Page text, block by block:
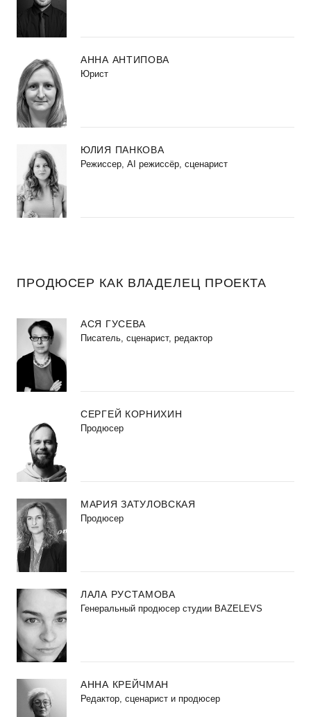
АННА АНТИПОВА
Юрист
ЮЛИЯ ПАНКОВА
Режиссер, AI режиссёр, сценарист
ПРОДЮСЕР КАК ВЛАДЕЛЕЦ ПРОЕКТА
АСЯ ГУСЕВА
Писатель, сценарист, редактор
СЕРГЕЙ КОРНИХИН
Продюсер
МАРИЯ ЗАТУЛОВСКАЯ
Продюсер
ЛАЛА РУСТАМОВА
Генеральный продюсер студии BAZELEVS
АННА КРЕЙЧМАН
Редактор, сценарист и продюсер